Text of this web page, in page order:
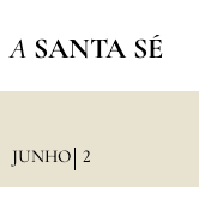
A SANTA SÉ
JUNHO 2